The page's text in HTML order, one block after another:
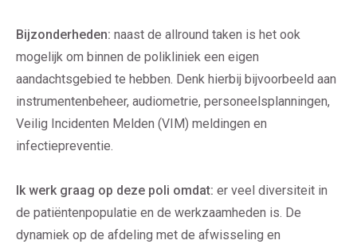
Bijzonderheden: naast de allround taken is het ook
mogelijk om binnen de polikliniek een eigen
aandachtsgebied te hebben. Denk hierbij bijvoorbeeld aan
instrumentenbeheer, audiometrie, personeelsplanningen,
Veilig Incidenten Melden (VIM) meldingen en
infectiepreventie.
Ik werk graag op deze poli omdat: er veel diversiteit in
de patiëntenpopulatie en de werkzaamheden is. De
dynamiek op de afdeling met de afwisseling en